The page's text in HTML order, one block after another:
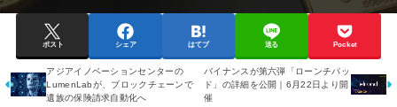
ポスト シェア はてブ 送る Pocket
アジアイノベーションセンターの
LumenLabが、ブロックチェーンで
遺族の保険請求自動化へ
バイナンスが第六弾「ローンチパッ
ド」の詳細を公開｜6月22日より開
催